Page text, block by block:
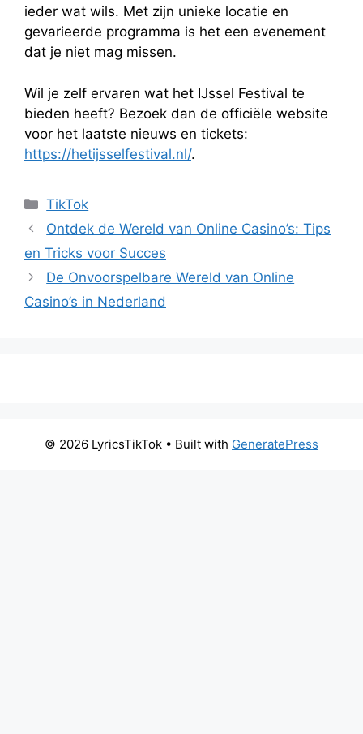
ieder wat wils. Met zijn unieke locatie en
gevarieerde programma is het een evenement
dat je niet mag missen.
Wil je zelf ervaren wat het IJssel Festival te
bieden heeft? Bezoek dan de officiële website
voor het laatste nieuws en tickets:
https://hetijsselfestival.nl/.
Categories
TikTok
Ontdek de Wereld van Online Casino’s: Tips
en Tricks voor Succes
De Onvoorspelbare Wereld van Online
Casino’s in Nederland
© 2026 LyricsTikTok • Built with GeneratePress